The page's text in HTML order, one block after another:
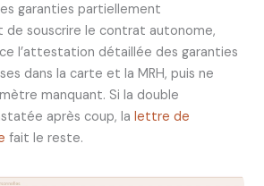
garanties partiellement
de souscrire le contrat autonome,
l’attestation détaillée des garanties
dans la carte et la MRH, puis ne
manquant. Si la double
après coup, lalettre de
fait le reste.